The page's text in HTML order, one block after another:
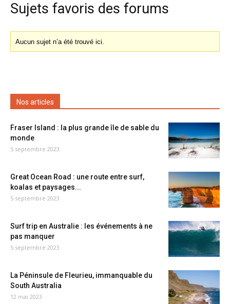
Sujets favoris des forums
Aucun sujet n’a été trouvé ici.
Nos articles
Fraser Island : la plus grande île de sable du
monde
5 septembre 2023
Great Ocean Road : une route entre surf,
koalas et paysages...
5 septembre 2023
Surf trip en Australie : les événements à ne
pas manquer
5 septembre 2023
La Péninsule de Fleurieu, immanquable du
South Australia
12 mai 2023